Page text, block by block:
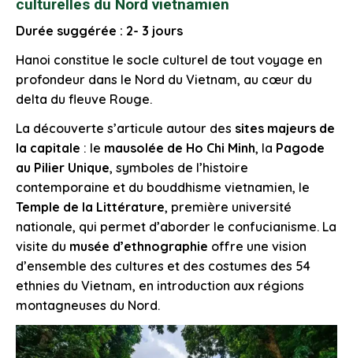
culturelles du Nord vietnamien
Durée suggérée : 2- 3 jours
Hanoi constitue le socle culturel de tout voyage en
profondeur dans le Nord du Vietnam, au cœur du
delta du fleuve Rouge.
La découverte s’articule autour des sites majeurs de
la capitale : le mausolée de Ho Chi Minh, la Pagode
au Pilier Unique, symboles de l’histoire
contemporaine et du bouddhisme vietnamien, le
Temple de la Littérature, première université
nationale, qui permet d’aborder le confucianisme. La
visite du musée d’ethnographie offre une vision
d’ensemble des cultures et des costumes des 54
ethnies du Vietnam, en introduction aux régions
montagneuses du Nord.